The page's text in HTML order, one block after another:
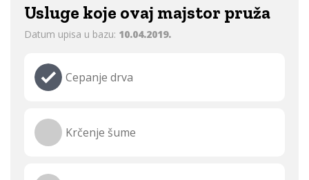
Usluge koje ovaj majstor pruža
Datum upisa u bazu: 10.04.2019.
Cepanje drva
Krčenje šume